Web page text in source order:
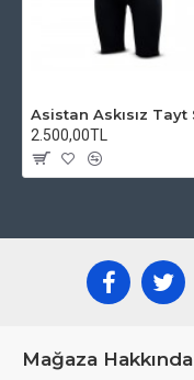
2.500,00TL
Mağaza Hakkında